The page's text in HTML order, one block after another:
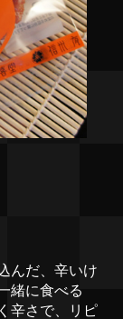
んだ、辛いけ
緒に食べる
辛さで、リピ